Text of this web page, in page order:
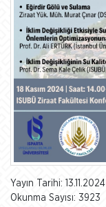
Yayın Tarihi: 13.11.2024
Okunma Sayısı: 3923